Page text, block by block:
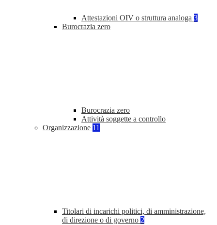
Attestazioni OIV o struttura analoga 3
Burocrazia zero
Burocrazia zero
Attività soggette a controllo
Organizzazione 11
Titolari di incarichi politici, di amministrazione,
di direzione o di governo 2